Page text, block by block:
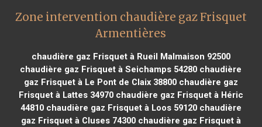
Zone intervention chaudière gaz Frisquet
Armentières
chaudière gaz Frisquet à Rueil Malmaison 92500
chaudière gaz Frisquet à Seichamps 54280 chaudière
gaz Frisquet à Le Pont de Claix 38800chaudière gaz
Frisquet à Lattes 34970chaudière gaz Frisquet à Héric
44810chaudière gaz Frisquet à Loos 59120chaudière
gaz Frisquet à Cluses 74300chaudière gaz Frisquet à